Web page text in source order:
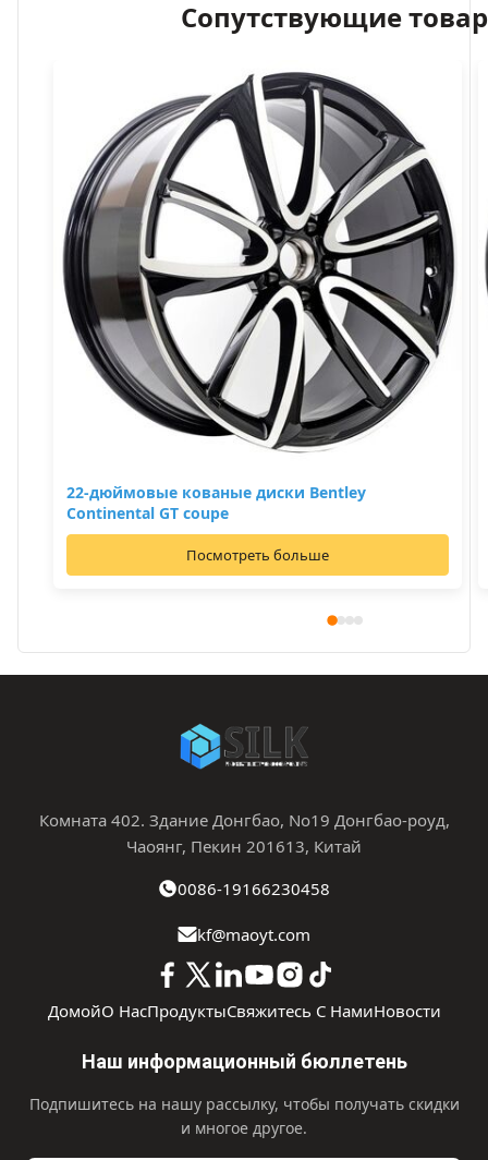
Сопутствующие
22-дюймовые кованые диски Bentley
Continental GT coupe
Посмотреть больше
Комната 402. Здание Донгбао, No19 Донгбао-роуд,
Чаоянг, Пекин 201613, Китай
0086-19166230458
kf@maoyt.com
ДомойО НасПродуктыСвяжитесь С НамиНовости
Наш информационный бюллетень
Подпишитесь на нашу рассылку, чтобы получать скидки
и многое другое.